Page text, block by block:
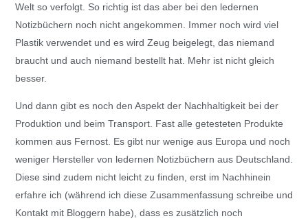
Welt so verfolgt. So richtig ist das aber bei den ledernen
Notizbüchern noch nicht angekommen. Immer noch wird viel
Plastik verwendet und es wird Zeug beigelegt, das niemand
braucht und auch niemand bestellt hat. Mehr ist nicht gleich
besser.
Und dann gibt es noch den Aspekt der Nachhaltigkeit bei der
Produktion und beim Transport. Fast alle getesteten Produkte
kommen aus Fernost. Es gibt nur wenige aus Europa und noch
weniger Hersteller von ledernen Notizbüchern aus Deutschland.
Diese sind zudem nicht leicht zu finden, erst im Nachhinein
erfahre ich (während ich diese Zusammenfassung schreibe und
Kontakt mit Bloggern habe), dass es zusätzlich noch